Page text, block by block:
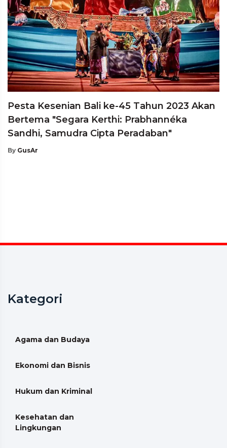
Pesta Kesenian Bali ke-45 Tahun 2023 Akan
Bertema "Segara Kerthi: Prabhannéka
Sandhi, Samudra Cipta Peradaban"
By GusAr
Kategori
Agama dan Budaya
Ekonomi dan Bisnis
Hukum dan Kriminal
Kesehatan dan
Lingkungan